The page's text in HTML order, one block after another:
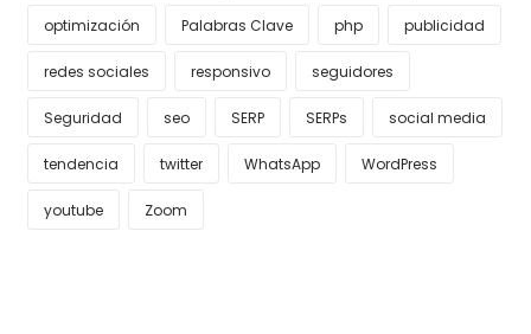
optimización Palabras Clave php publicidad
redes sociales responsivo seguidores
Seguridad seo SERP SERPs social media
tendencia twitter WhatsApp WordPress
youtube Zoom